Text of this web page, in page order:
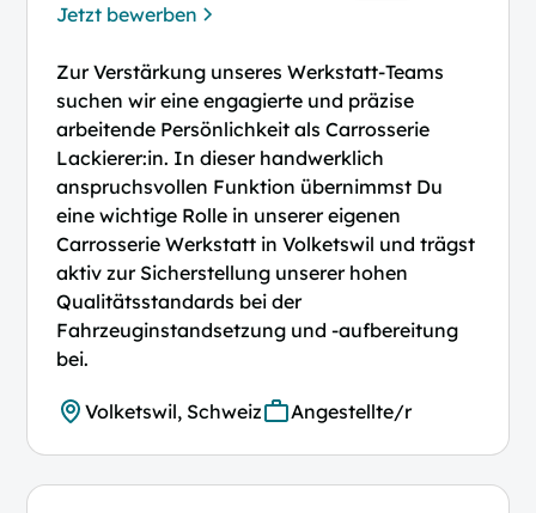
Jetzt bewerben
Zur Verstärkung unseres Werkstatt-Teams
suchen wir eine engagierte und präzise
arbeitende Persönlichkeit als Carrosserie
Lackierer:in. In dieser handwerklich
anspruchsvollen Funktion übernimmst Du
eine wichtige Rolle in unserer eigenen
Carrosserie Werkstatt in Volketswil und trägst
aktiv zur Sicherstellung unserer hohen
Qualitätsstandards bei der
Fahrzeuginstandsetzung und -aufbereitung
bei.
Volketswil, Schweiz Angestellte/r